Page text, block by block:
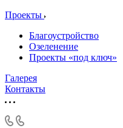
Проекты
Благоустройство
Озеленение
Проекты «под ключ»
Галерея
Контакты